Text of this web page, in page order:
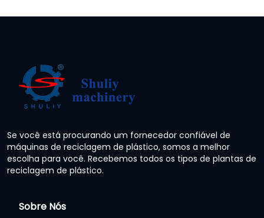
Se você está procurando um fornecedor confiável de
máquinas de reciclagem de plástico, somos a melhor
escolha para você. Recebemos todos os tipos de plantas de
reciclagem de plástico.
Sobre Nós